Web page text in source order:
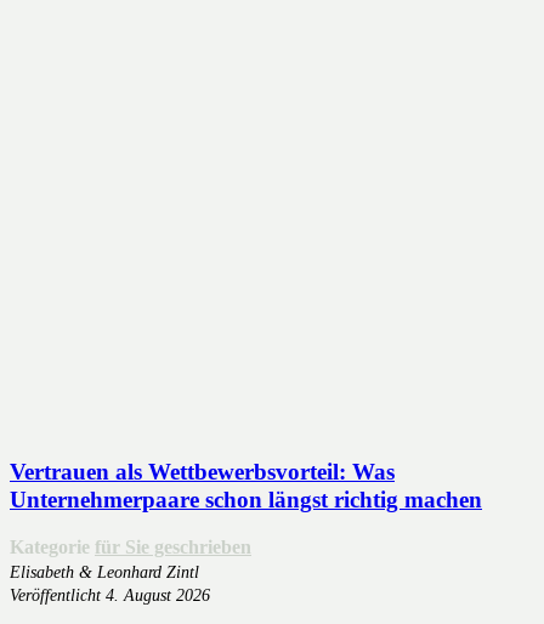
Vertrauen als Wettbewerbsvorteil: Was
Unternehmerpaare schon längst richtig machen
Kategorie für Sie geschrieben
Elisabeth & Leonhard Zintl
Veröffentlicht 4. August 2026